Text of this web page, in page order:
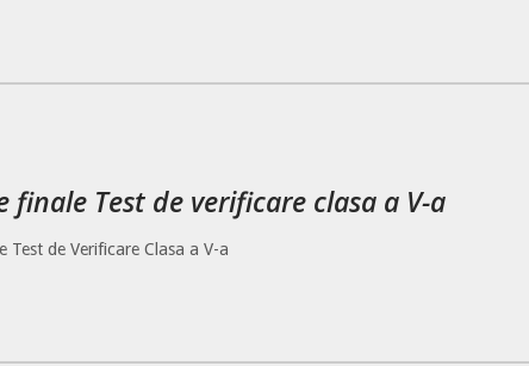
finale Test de verificare clasa a V-a
Test de Verificare Clasa a V-a